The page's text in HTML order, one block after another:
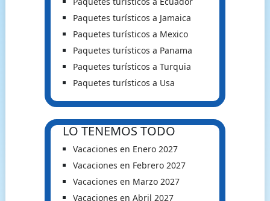
Paquetes turísticos a Jamaica
Paquetes turísticos a Mexico
Paquetes turísticos a Panama
Paquetes turísticos a Turquia
Paquetes turísticos a Usa
LO TENEMOS TODO
Vacaciones en Enero 2027
Vacaciones en Febrero 2027
Vacaciones en Marzo 2027
Vacaciones en Abril 2027